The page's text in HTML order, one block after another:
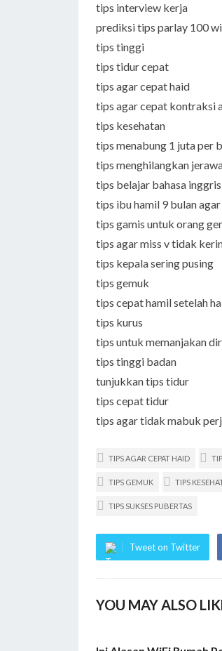
tips interview kerja
prediksi tips parlay 100
tips tinggi
tips tidur cepat
tips agar cepat haid
tips agar cepat kontraksi
tips kesehatan
tips menabung 1 juta per
tips menghilangkan
tips belajar bahasa inggris
tips ibu hamil 9 bulan
tips gamis untuk orang
tips agar miss v tidak
tips kepala sering pusing
tips gemuk
tips cepat hamil setelah
tips kurus
tips untuk memanjakan
tips tinggi badan
tunjukkan tips tidur
tips cepat tidur
tips agar tidak mabuk
TIPS AGAR CEPAT HAID
TIPS GEMUK TIPS
TIPS SUKSES PUBERTAS
Tweet on Twitter
YOU MAY ALSO